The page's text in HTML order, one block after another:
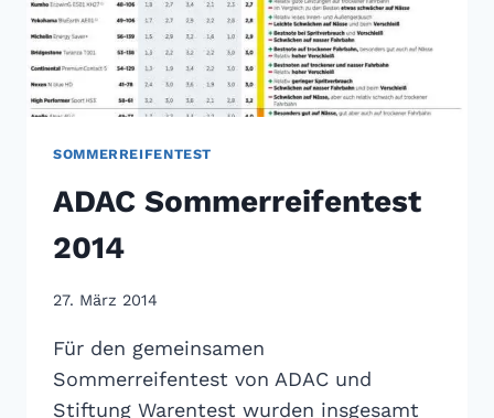
SOMMERREIFENTEST
ADAC Sommerreifentest
2014
27. März 2014
Für den gemeinsamen
Sommerreifentest von ADAC und
Stiftung Warentest wurden insgesamt